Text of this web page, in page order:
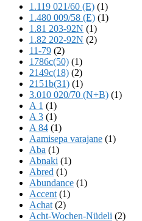
1.119 021/60 (E) (1)
1.480 009/58 (E) (1)
1.81 203-92N (1)
1.82 202-92N (2)
11-79 (2)
1786c(50) (1)
2149c(18) (2)
2151b(31) (1)
3.010 020/70 (N+B) (1)
A 1 (1)
A 3 (1)
A 84 (1)
Aamisepa varajane (1)
Aba (1)
Abnaki (1)
Abred (1)
Abundance (1)
Accent (1)
Achat (2)
Acht-Wochen-Nüdeli (2)